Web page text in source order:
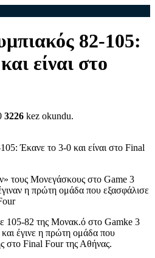
82-105:
είναι στο
3226 kez okundu.
τους Μονεγάσκους στο Game 3
η πρώτη ομάδα που εξασφάλισε
105-82 της Μονακ.ό στο Gamke 3
και έγινε η πρώτη ομάδα που
στο Final Four της Αθήνας.